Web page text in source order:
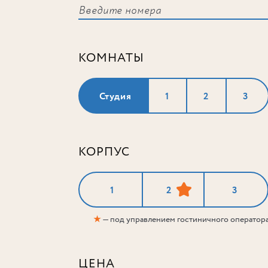
КОМНАТЫ
Студия 1 2 3
КОРПУС
1 2 3
★— под управлением гостиничного
ЦЕНА